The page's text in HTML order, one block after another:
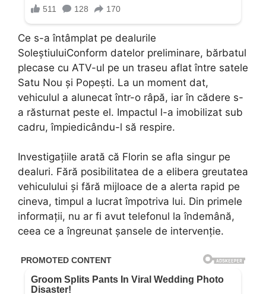
Ce s-a întâmplat pe dealurile
SoleștiuluiConform datelor preliminare, bărbatul
plecase cu ATV-ul pe un traseu aflat între satele
Satu Nou și Popești. La un moment dat,
vehiculul a alunecat într-o râpă, iar în cădere s-
a răsturnat peste el. Impactul l-a imobilizat sub
cadru, împiedicându-l să respire.
Investigațiile arată că Florin se afla singur pe
dealuri. Fără posibilitatea de a elibera greutatea
vehiculului și fără mijloace de a alerta rapid pe
cineva, timpul a lucrat împotriva lui. Din primele
informații, nu ar fi avut telefonul la îndemână,
ceea ce a îngreunat șansele de intervenție.